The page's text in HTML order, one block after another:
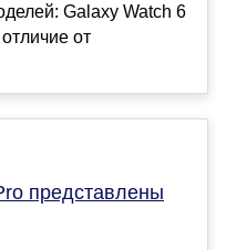
Galaxy Watch 6
от
представлены